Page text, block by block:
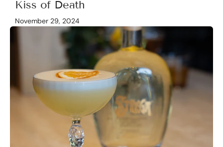
Kiss of Death
November 29, 2024